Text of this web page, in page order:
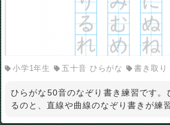
小学1年生 五十音 ひらがな 書き取り
ひらがな50音のなぞり書き練習です。
るのと、直線や曲線のなぞり書きが練